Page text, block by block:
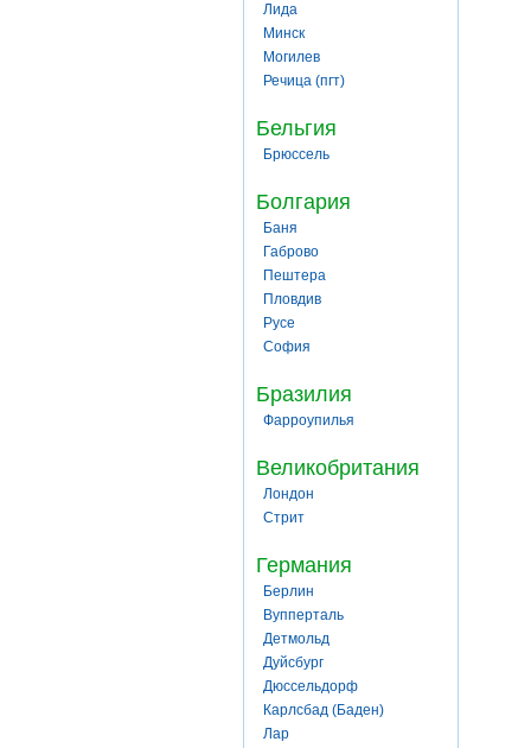
Лида
Минск
Могилев
Речица (пгт)
Бельгия
Брюссель
Болгария
Баня
Габрово
Пештера
Пловдив
Русе
София
Бразилия
Фарроупилья
Великобритания
Лондон
Стрит
Германия
Берлин
Вупперталь
Детмольд
Дуйсбург
Дюссельдорф
Карлсбад (Баден)
Лар